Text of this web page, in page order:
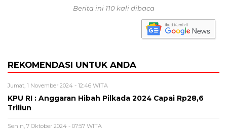
Berita ini 110 kali dibaca
REKOMENDASI UNTUK ANDA
Jumat, 1 November 2024 - 12:46 WITA
KPU RI : Anggaran Hibah Pilkada 2024 Capai Rp28,6
Triliun
Senin, 7 Oktober 2024 - 07:57 WITA